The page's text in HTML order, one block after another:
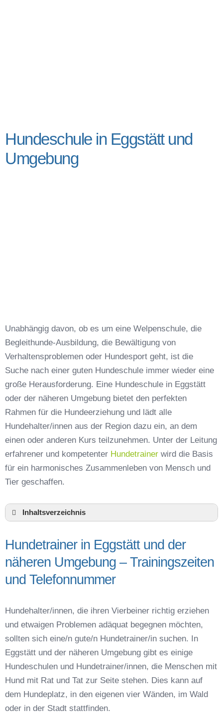
Hundeschule in Eggstätt und
Umgebung
Unabhängig davon, ob es um eine Welpenschule, die
Begleithunde-Ausbildung, die Bewältigung von
Verhaltensproblemen oder Hundesport geht, ist die
Suche nach einer guten Hundeschule immer wieder eine
große Herausforderung. Eine Hundeschule in Eggstätt
oder der näheren Umgebung bietet den perfekten
Rahmen für die Hundeerziehung und lädt alle
Hundehalter/innen aus der Region dazu ein, an dem
einen oder anderen Kurs teilzunehmen. Unter der Leitung
erfahrener und kompetenter Hundetrainer wird die Basis
für ein harmonisches Zusammenleben von Mensch und
Tier geschaffen.
Inhaltsverzeichnis
Hundetrainer in Eggstätt und der näheren
Umgebung – Trainingszeiten und
Telefonnummer
Das macht einen guten Hundetrainer aus
Hundetrainer Ausbildung in Eggstätt oder online
Hundezubehör für das Training und
Hundespielzeug zur Beschäftigung
Preisvergleich der Hundeschulen in Eggstätt
Hundeschulen vs. Hundesportvereine in
Eggstätt
So findet man den richtigen Hundetrainer in
Eggstätt
Hundetrainer in Eggstätt und der
näheren Umgebung – Trainingszeiten
und Telefonnummer
Hundehalter/innen, die ihren Vierbeiner richtig erziehen
und etwaigen Problemen adäquat begegnen möchten,
sollten sich eine/n gute/n Hundetrainer/in suchen. In
Eggstätt und der näheren Umgebung gibt es einige
Hundeschulen und Hundetrainer/innen, die Menschen mit
Hund mit Rat und Tat zur Seite stehen. Dies kann auf
dem Hundeplatz, in den eigenen vier Wänden, im Wald
oder in der Stadt stattfinden.